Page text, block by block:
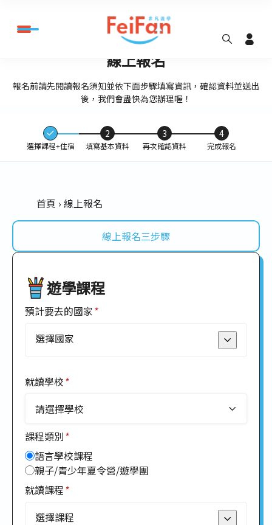
線上報名
報名前請先閱讀報名須知並依下面步驟填寫資訊，確認資料並送出
後，我們會盡快為您辦理喔！
選擇課程+住宿
2
填寫基本資料
3
再次確認資料
4
完成報名
首頁 線上報名
遊學課程
預計要去的國家*
選擇國家
菲律賓
越南
泰國
馬來西亞
就讀學校*
請選擇學校
課程類別*
語言學校課程
親子/青少年夏令營/遊學團
就讀課程*
選擇課程
線上報名三步驟